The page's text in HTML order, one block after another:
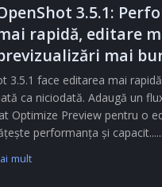
3.5.1:
rapidă, editare
mai
3.5.1 face editarea mai
ca niciodată. Adaugă un
Optimize Preview pentru o
performanța și capacit......
mult